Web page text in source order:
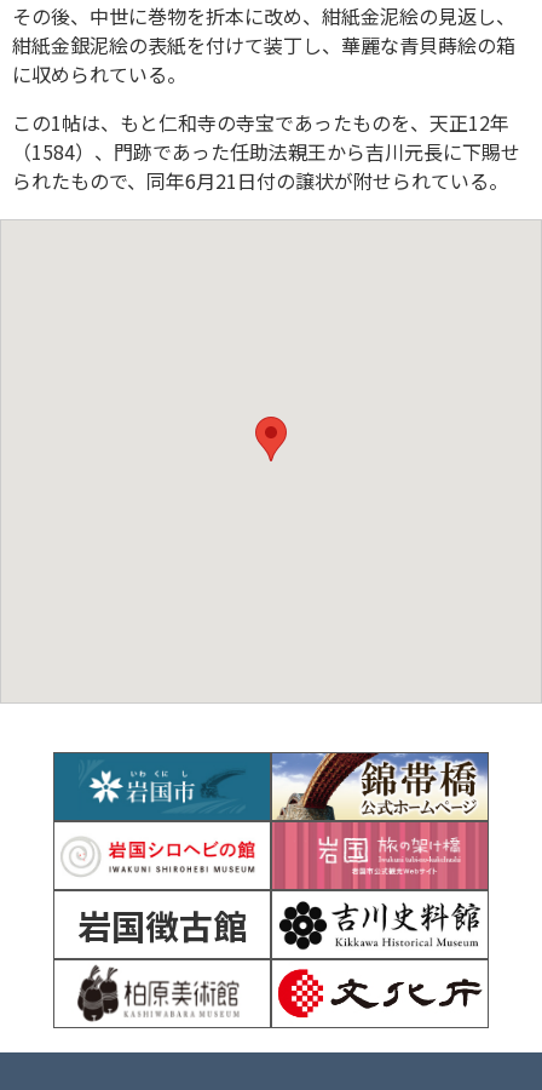
その後、中世に巻物を折本に改め、紺紙金泥絵の見返し、
紺紙金銀泥絵の表紙を付けて装丁し、華麗な青貝蒔絵の箱
に収められている。
この1帖は、もと仁和寺の寺宝であったものを、天正12年
（1584）、門跡であった任助法親王から吉川元長に下賜せ
られたもので、同年6月21日付の譲状が附せられている。
岩国徴古館